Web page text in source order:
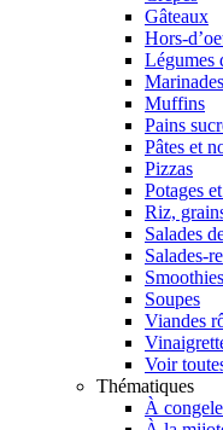
Gâteaux
Hors-
Légumes
Marinades
Muffins
Pains
Pâtes et
Pizzas
Potages
Riz,
Salades
Salades-
Smoothies
Soupes
Viandes
Voir
Thématiques
À